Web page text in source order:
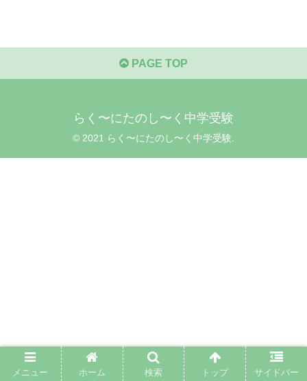
PAGE TOP
らく〜にたのし〜く中学受験
© 2021 らく〜にたのし〜く中学受験.
メニュー ホーム 検索 トップ サイドバー